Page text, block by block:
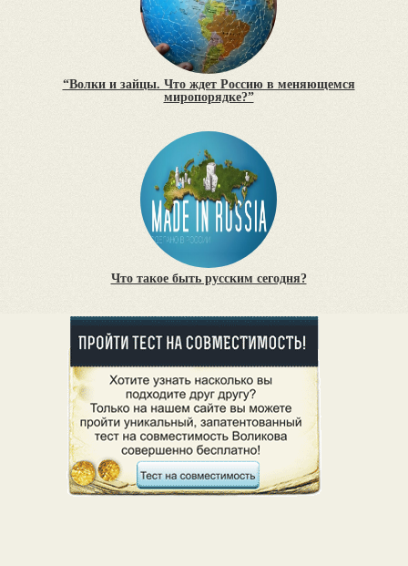
“Волки и зайцы. Что ждет Россию в меняющемся
миропорядке?”
Что такое быть русским сегодня?